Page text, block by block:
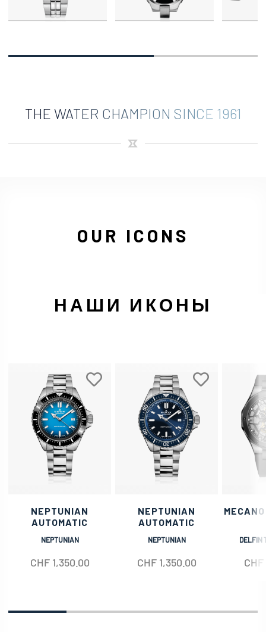
THE WATER CHAMPION SINCE 1961
OUR ICONS
НАШИ ИКОНЫ
NEPTUNIAN
AUTOMATIC
NEPTUNIAN
CHF1,350.00
NEPTUNIAN
AUTOMATIC
NEPTUNIAN
CHF1,350.00
DELFIN
CHF